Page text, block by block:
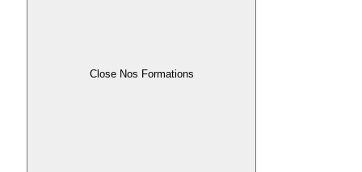
Close Nos Formations